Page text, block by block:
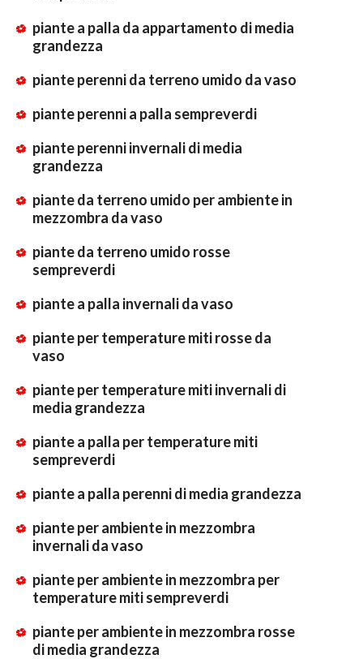
piante a palla da appartamento di media
grandezza
piante perenni da terreno umido da vaso
piante perenni a palla sempreverdi
piante perenni invernali di media
grandezza
piante da terreno umido per ambiente in
mezzombra da vaso
piante da terreno umido rosse
sempreverdi
piante a palla invernali da vaso
piante per temperature miti rosse da
vaso
piante per temperature miti invernali di
media grandezza
piante a palla per temperature miti
sempreverdi
piante a palla perenni di media grandezza
piante per ambiente in mezzombra
invernali da vaso
piante per ambiente in mezzombra per
temperature miti sempreverdi
piante per ambiente in mezzombra rosse
di media grandezza